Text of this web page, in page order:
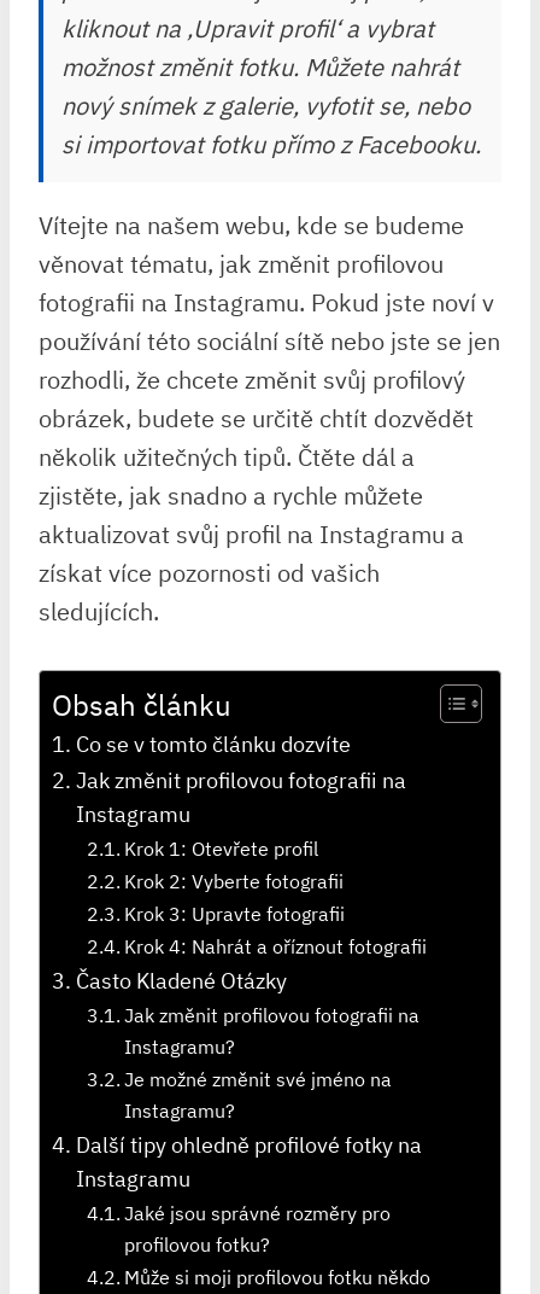
kliknout na ‚Upravit profil‘ a vybrat
možnost změnit fotku. Můžete nahrát
nový snímek z galerie, vyfotit se, nebo
si importovat fotku přímo z Facebooku.
Vítejte na našem webu, kde se budeme
věnovat tématu, jak změnit profilovou
fotografii na Instagramu. Pokud jste noví v
používání této sociální sítě nebo jste se jen
rozhodli, že chcete změnit svůj profilový
obrázek, budete se určitě chtít dozvědět
několik užitečných tipů. Čtěte dál a
zjistěte, jak snadno a rychle můžete
aktualizovat svůj profil na Instagramu a
získat více pozornosti od vašich
sledujících.
Obsah článku
Co se v tomto článku dozvíte
Jak změnit profilovou fotografii na
Instagramu
Krok 1: Otevřete profil
Krok 2: Vyberte fotografii
Krok 3: Upravte fotografii
Krok 4: Nahrát a oříznout fotografii
Často Kladené Otázky
Jak změnit profilovou fotografii na
Instagramu?
Je možné změnit své jméno na
Instagramu?
Další tipy ohledně profilové fotky na
Instagramu
Jaké jsou správné rozměry pro
profilovou fotku?
Může si moji profilovou fotku někdo